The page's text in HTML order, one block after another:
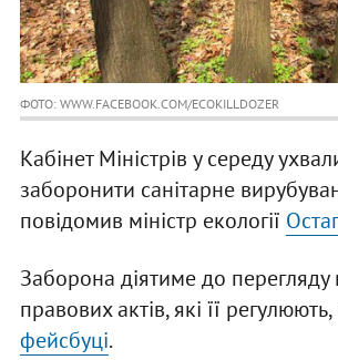
ФОТО: WWW.FACEBOOK.COM/ECOKILLDOZER
Кабінет Міністрів у середу
заборонити санітарне
повідомив міністр екології
Заборона діятиме до
правових актів, які її
фейсбуці.